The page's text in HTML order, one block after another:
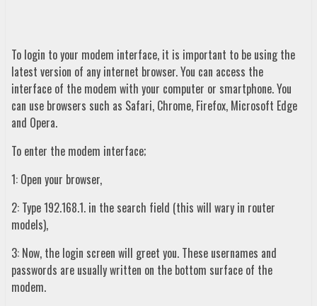
To login to your modem interface, it is important to be using the
latest version of any internet browser. You can access the
interface of the modem with your computer or smartphone. You
can use browsers such as Safari, Chrome, Firefox, Microsoft Edge
and Opera.
To enter the modem interface;
1: Open your browser,
2: Type 192.168.1. in the search field (this will wary in router
models),
3: Now, the login screen will greet you. These usernames and
passwords are usually written on the bottom surface of the
modem.